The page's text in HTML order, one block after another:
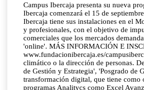
Campus Ibercaja presenta su nueva
Ibercaja comenzará el 15 de
Ibercaja tiene sus instalaciones en el
y profesionales, con el objetivo de
comerciales que los mercados
'online'. MÁS INFORMACIÓN E
www.fundacionibercaja.es/
climático o la dirección de personas.
de Gestión y Estrategia', 'Posgrado de
transformación digital, que tiene como
programas Analitycs como Excel